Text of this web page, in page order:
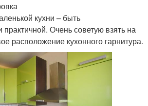
кухни – быть
Очень советую взять на
расположение кухонного гарнитура.